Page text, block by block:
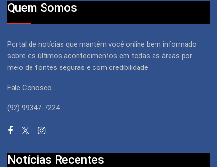
Quem Somos
Portal de notícias que mantém você online bem informado
sobre os últimos acontecimentos em todas as áreas por
meio de fontes seguras e com credibilidade
Fale Conosco
(92) 99347-7224
Notícias Recentes